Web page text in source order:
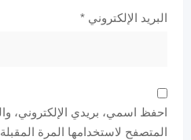
البريد الإلكتروني *
احفظ اسمي، بريدي الإلكتروني،
المتصفح لاستخدامها المرة